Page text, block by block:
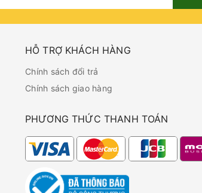
HỖ TRỢ KHÁCH HÀNG
Chính sách đổi trả
Chính sách giao hàng
PHƯƠNG THỨC THANH TOÁN